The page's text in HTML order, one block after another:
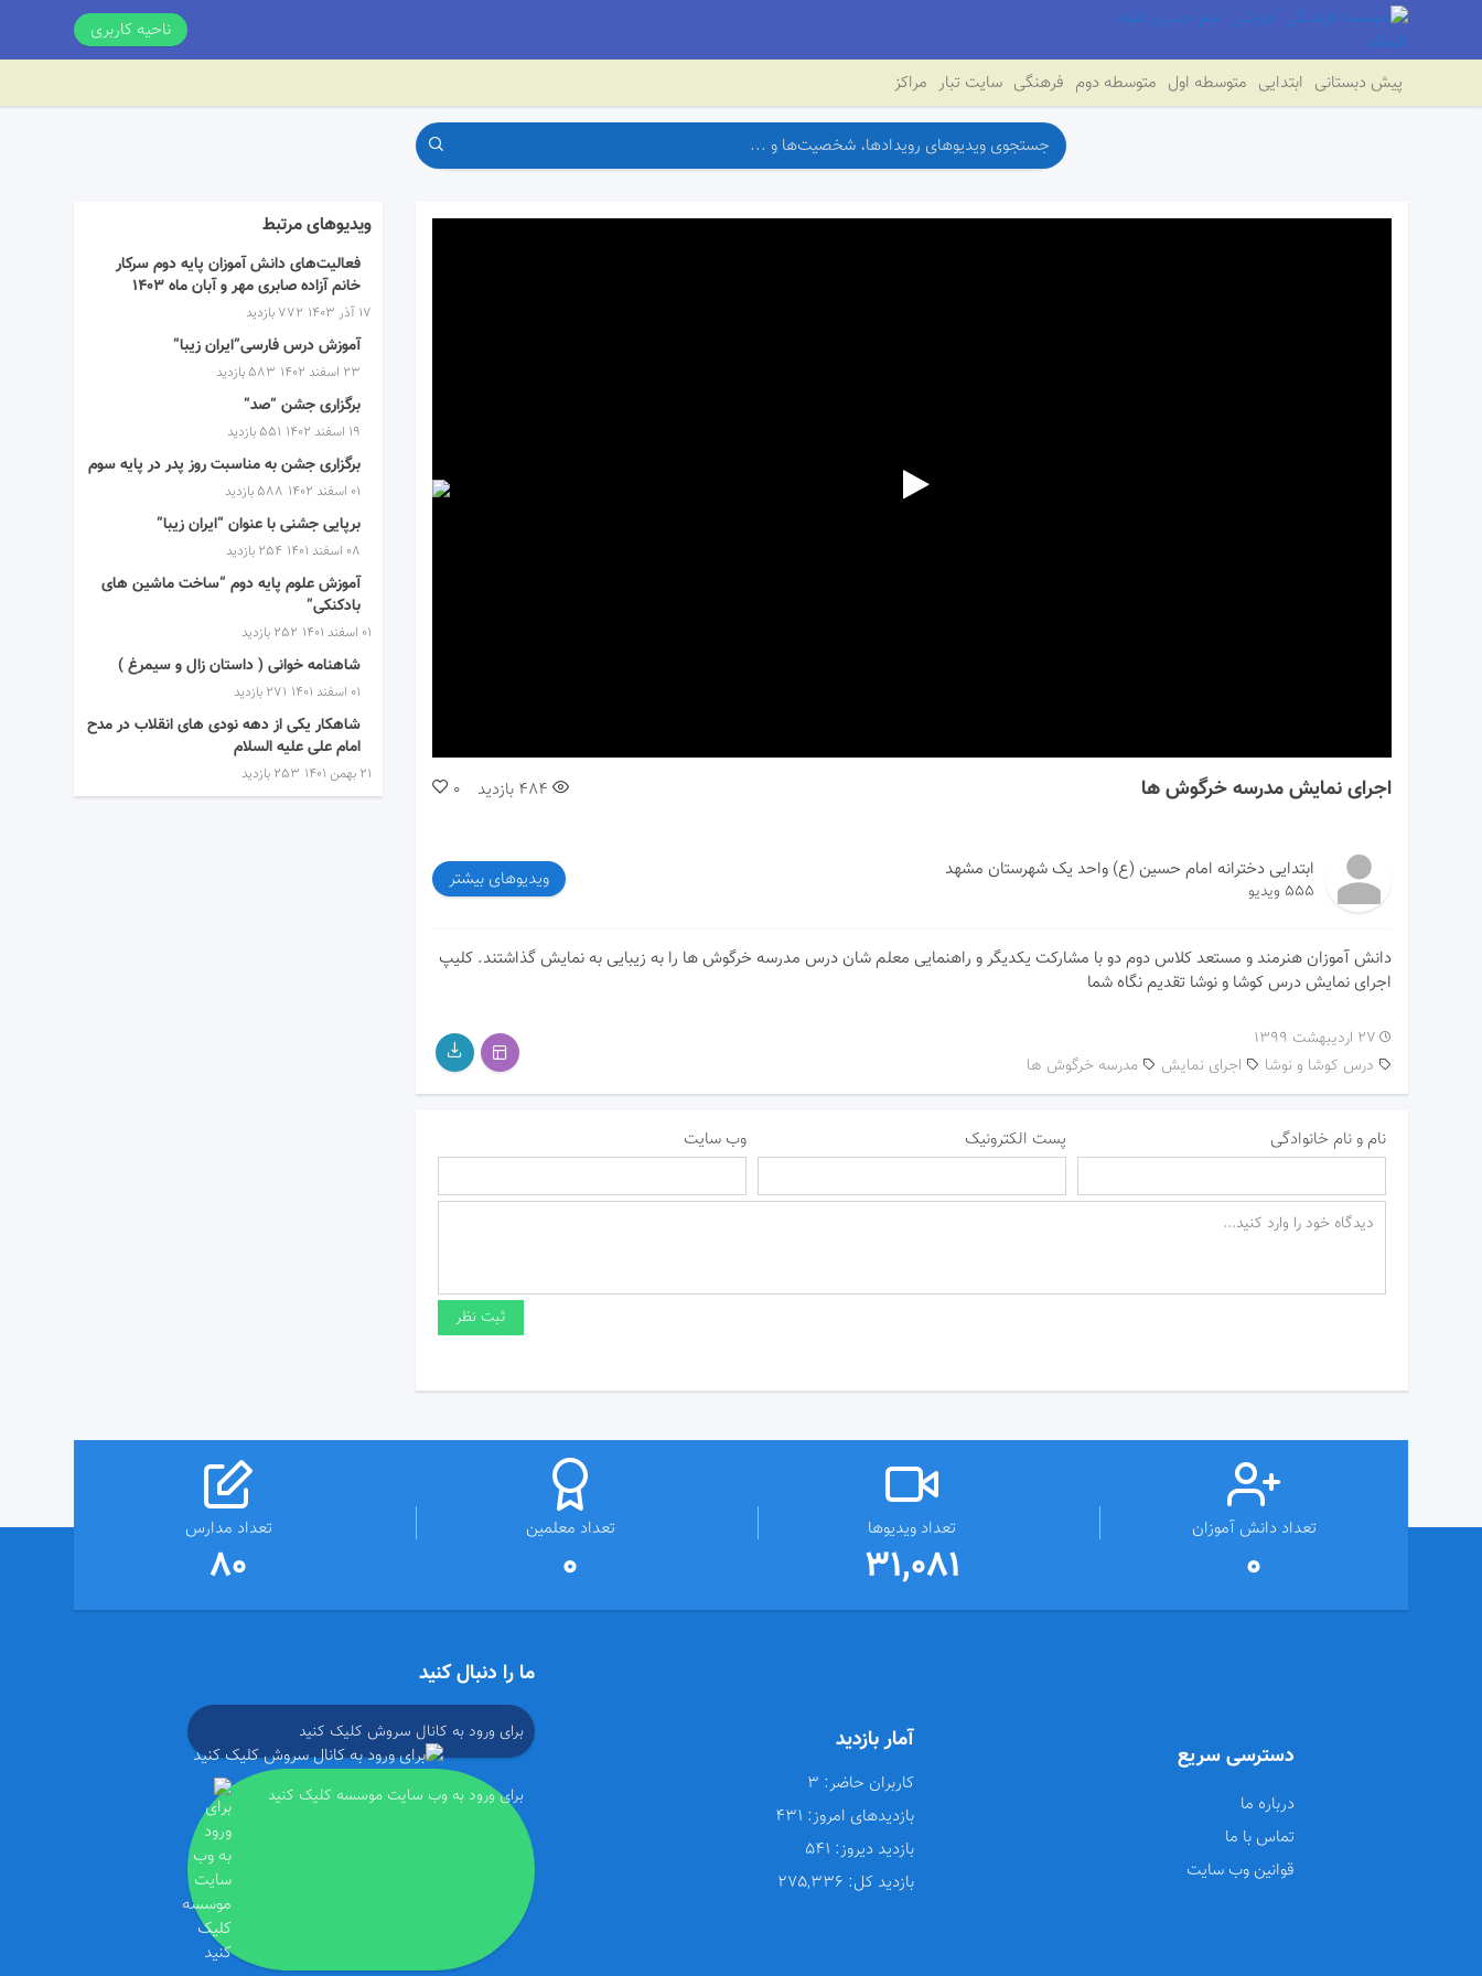
ناحیه کاربری
پیش دبستانی ابتدایی متوسطه اول متوسطه دوم فرهنگی سایت تبار مراکز
اجرای نمایش مدرسه خرگوش ها 0 484 بازدید
ابتدایی دخترانه امام حسین (ع) واحد یک شهرستان مشهد
555 ویدیو ویدیوهای بیشتر
دانش آموزان هنرمند و مستعد کلاس دوم دو با مشارکت یکدیگر و راهنمایی معلم شان درس مدرسه خرگوش ها را به زیبایی به نمایش گذاشتند. کلیپ
اجرای نمایش درس کوشا و نوشا تقدیم نگاه شما
۲۷ اردیبهشت ۱۳۹۹
اجرای نمایش
درس کوشا و نوشا مدرسه خرگوش ها
نام و نام خانوادگی پست الکترونیک وب سایت
ویدیوهای مرتبط
فعالیت‌های دانش آموزان پایه دوم سرکار
خانم آزاده صابری مهر و آبان ماه ۱۴۰۳
۱۷ آذر ۱۴۰۳ 772 بازدید
آموزش درس فارسی”ایران زیبا”
۲۳ اسفند ۱۴۰۲ 583 بازدید
برگزاری جشن “صد”
۱۹ اسفند ۱۴۰۲ 551 بازدید
برگزاری جشن به مناسبت روز پدر در پایه سوم
۰۱ اسفند ۱۴۰۲ 588 بازدید
برپایی جشنی با عنوان “ایران زیبا”
۰۸ اسفند ۱۴۰۱ 254 بازدید
آموزش علوم پایه دوم “ساخت ماشین های
بادکنکی”
۰۱ اسفند ۱۴۰۱ 252 بازدید
شاهنامه خوانی ( داستان زال و سیمرغ )
۰۱ اسفند ۱۴۰۱ 271 بازدید
شاهکار یکی از دهه نودی های انقلاب در مدح
امام علی علیه السلام
۲۱ بهمن ۱۴۰۱ 253 بازدید
تعداد دانش آموزان
0
تعداد ویدیوها
31,081
تعداد معلمین
0
تعداد مدارس
80
دسترسی سریع
درباره ما
تماس با ما
قوانین وب سایت
آمار بازدید
کاربران حاضر:
بازدیدهای امروز:
بازدید دیروز:
بازدید کل:
ما را دنبال کنید
برای ورود به کانال سروش کلیک کنید
برای ورود به وب سایت موسسه کلیک کنید